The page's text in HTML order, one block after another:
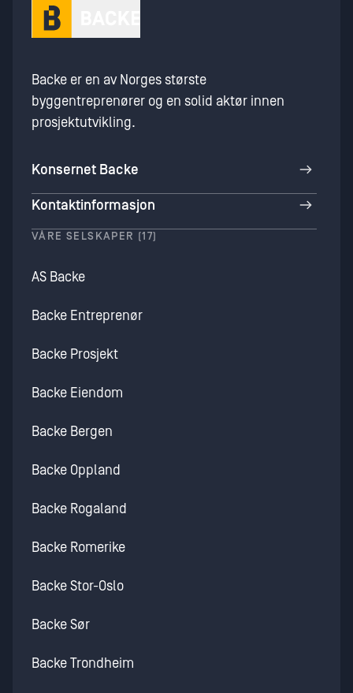
Backe er en av Norges største
byggentreprenører og en solid aktør innen
prosjektutvikling.
Konsernet Backe
Kontaktinformasjon
VÅRE SELSKAPER (17)
AS Backe
Backe Entreprenør
Backe Prosjekt
Backe Eiendom
Backe Bergen
Backe Oppland
Backe Rogaland
Backe Romerike
Backe Stor-Oslo
Backe Sør
Backe Trondheim